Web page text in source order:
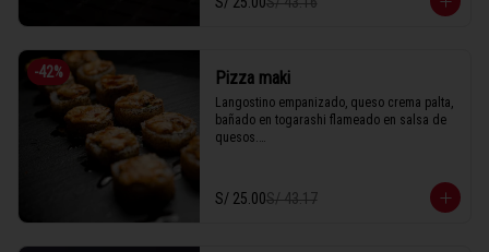
-42% Pizza maki
Langostino empanizado, queso crema palta,
bañado en togarashi flameado en salsa de
quesos.
1 Tabla (10 unidades)
S/ 25.00S/ 43.17